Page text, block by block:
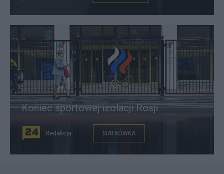
Koniec sportowej izolacji Rosji
Redakcja SIATKÓWKA